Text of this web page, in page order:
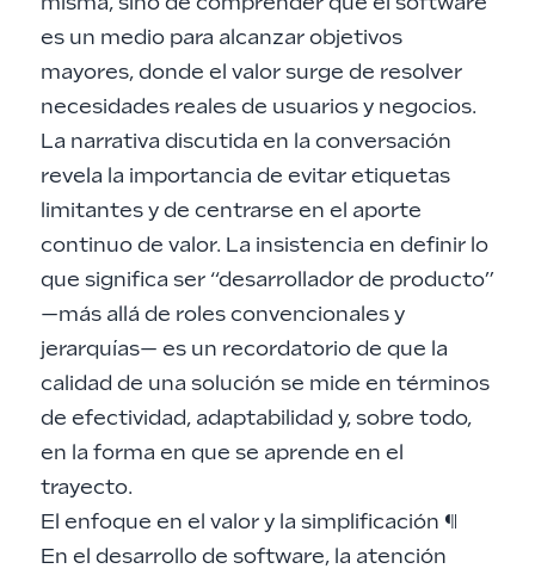
es un medio para alcanzar objetivos
mayores, donde el valor surge de resolver
necesidades reales de usuarios y negocios.
La narrativa discutida en la conversación
revela la importancia de evitar etiquetas
limitantes y de centrarse en el aporte
continuo de valor. La insistencia en definir lo
que significa ser “desarrollador de producto”
—más allá de roles convencionales y
jerarquías— es un recordatorio de que la
calidad de una solución se mide en términos
de efectividad, adaptabilidad y, sobre todo,
en la forma en que se aprende en el
trayecto.
El enfoque en el valor y la simplificación ¶
En el desarrollo de software, la atención